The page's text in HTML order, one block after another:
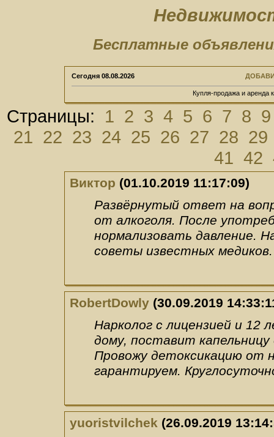
Бесплатные
Сегодня 08.08.2026
Купля-продажа и
Страницы: 1 2 3 4 5 6 7 8 9
21 22 23 24 25 26 27 28 29
41 42
Виктор (01.10.2019 11:17:09)
Развёрнутый ответ на
от алкоголя. После
нормализовать давление.
советы известных медиков.
RobertDowly (30.09.2019
Нарколог с лицензией и 12
дому, поставит
Провожу детоксикацию от
гарантируем.
yuoristvilchek (26.09.2019